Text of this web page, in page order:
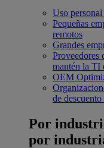
Uso personal
Pequeñas
remotos
Grandes
Proveedores
mantén la TI
OEM
de
Por
por